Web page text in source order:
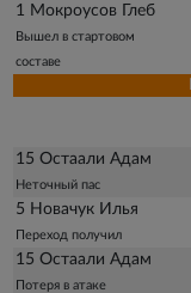
1 Мокроусов Глеб
Вышел в стартовом
составе
15 Остаали Адам
Неточный пас
5 Новачук Илья
Переход получил
15 Остаали Адам
Потеря в атаке